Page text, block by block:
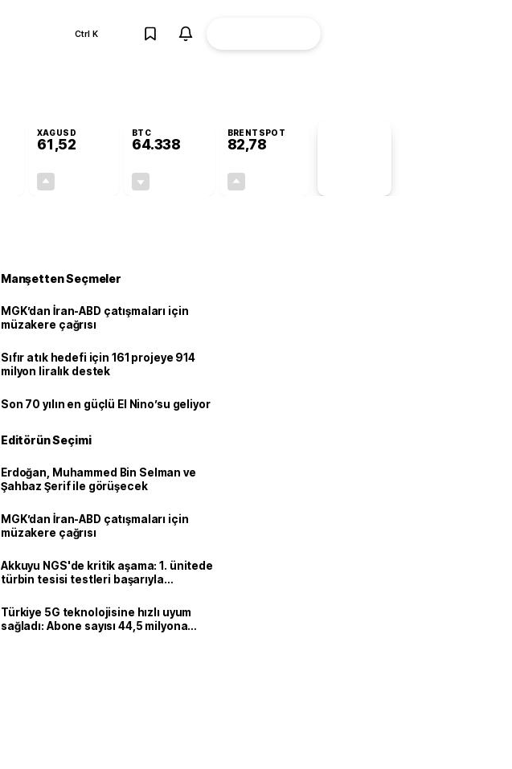
Ctrl K
XAGUSD
61,52
BTC
64.338
BRENTSPOT
82,78
Manşetten Seçmeler
MGK’dan İran-ABD çatışmaları için
müzakere çağrısı
Sıfır atık hedefi için 161 projeye 914
milyon liralık destek
Son 70 yılın en güçlü El Nino’su geliyor
Editörün Seçimi
Erdoğan, Muhammed Bin Selman ve
Şahbaz Şerif ile görüşecek
MGK’dan İran-ABD çatışmaları için
müzakere çağrısı
Akkuyu NGS'de kritik aşama: 1. ünitede
türbin tesisi testleri başarıyla
Türkiye 5G teknolojisine hızlı uyum
sağladı: Abone sayısı 44,5 milyona